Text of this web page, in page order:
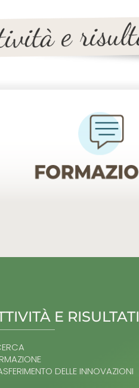
E RISULTATI
DELLE INNOVAZIONI